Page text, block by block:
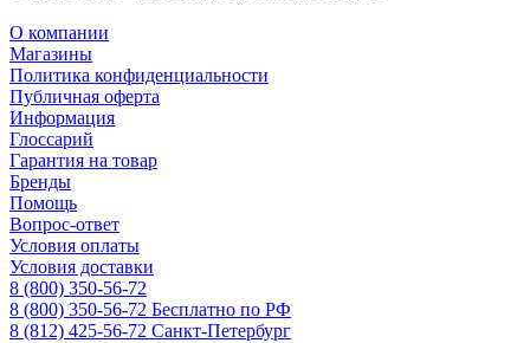
О компании
Магазины
Политика конфиденциальности
Публичная оферта
Информация
Глоссарий
Гарантия на товар
Бренды
Помощь
Вопрос-ответ
Условия оплаты
Условия доставки
8 (800) 350-56-72
8 (800) 350-56-72 Бесплатно по РФ
8 (812) 425-56-72 Санкт-Петербург